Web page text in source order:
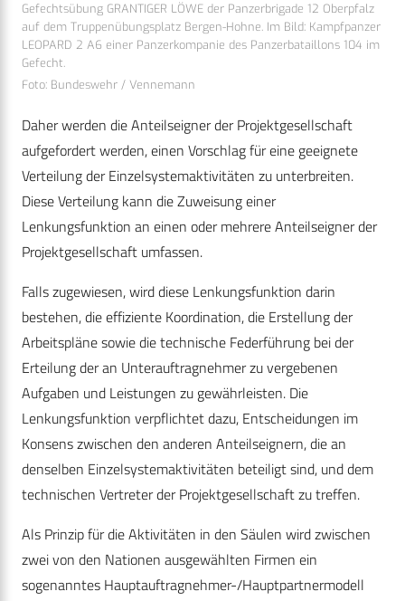
Gefechtsübung GRANTIGER LÖWE der Panzerbrigade 12 Oberpfalz
auf dem Truppenübungsplatz Bergen-Hohne. Im Bild: Kampfpanzer
LEOPARD 2 A6 einer Panzerkompanie des Panzerbataillons 104 im
Gefecht.
Foto: Bundeswehr / Vennemann
Daher werden die Anteilseigner der Projektgesellschaft
aufgefordert werden, einen Vorschlag für eine geeignete
Verteilung der Einzelsystemaktivitäten zu unterbreiten.
Diese Verteilung kann die Zuweisung einer
Lenkungsfunktion an einen oder mehrere Anteilseigner der
Projektgesellschaft umfassen.
Falls zugewiesen, wird diese Lenkungsfunktion darin
bestehen, die effiziente Koordination, die Erstellung der
Arbeitspläne sowie die technische Federführung bei der
Erteilung der an Unterauftragnehmer zu vergebenen
Aufgaben und Leistungen zu gewährleisten. Die
Lenkungsfunktion verpflichtet dazu, Entscheidungen im
Konsens zwischen den anderen Anteilseignern, die an
denselben Einzelsystemaktivitäten beteiligt sind, und dem
technischen Vertreter der Projektgesellschaft zu treffen.
Als Prinzip für die Aktivitäten in den Säulen wird zwischen
zwei von den Nationen ausgewählten Firmen ein
sogenanntes Hauptauftragnehmer-/Hauptpartnermodell